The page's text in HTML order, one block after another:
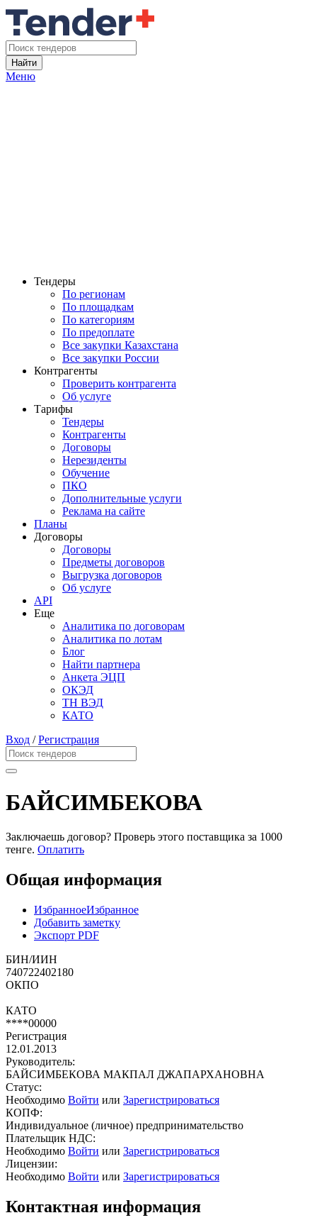
Найти
Меню
Тендеры
По регионам
По площадкам
По категориям
По предоплате
Все закупки Казахстана
Все закупки России
Контрагенты
Проверить контрагента
Об услуге
Тарифы
Тендеры
Контрагенты
Договоры
Нерезиденты
Обучение
ПКО
Дополнительные услуги
Реклама на сайте
Планы
Договоры
Договоры
Предметы договоров
Выгрузка договоров
Об услуге
API
Еще
Аналитика по договорам
Аналитика по лотам
Блог
Найти партнера
Анкета ЭЦП
ОКЭД
ТН ВЭД
КАТО
Вход /Регистрация
БАЙСИМБЕКОВА
Заключаешь договор? Проверь этого поставщика за 1000
тенге. Оплатить
Общая информация
ИзбранноеИзбранное
Добавить заметку
Экспорт PDF
БИН/ИИН
740722402180
ОКПО
КАТО
****00000
Регистрация
12.01.2013
Руководитель:
БАЙСИМБЕКОВА МАКПАЛ ДЖАПАРХАНОВНА
Статус:
Необходимо Войти или Зарегистрироваться
КОПФ:
Индивидуальное (личное) предпринимательство
Плательщик НДС:
Необходимо Войти или Зарегистрироваться
Лицензии:
Необходимо Войти или Зарегистрироваться
Контактная информация